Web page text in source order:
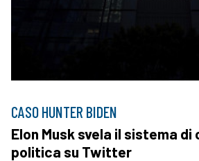
CASO HUNTER BIDEN
Elon Musk svela il sistema di
politica su Twitter